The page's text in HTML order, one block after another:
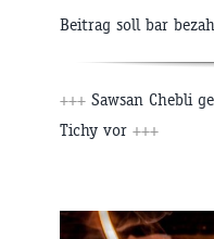
Beitrag soll bar
+++ Sawsan Chebli
Tichy vor +++